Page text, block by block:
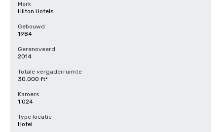
Merk
Hilton Hotels
Gebouwd
1984
Gerenoveerd
2014
Totale vergaderruimte
30.000 ft²
Kamers
1.024
Type locatie
Hotel